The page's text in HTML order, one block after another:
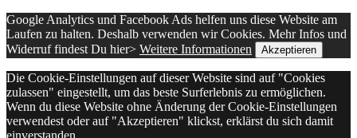
Google Analytics und Facebook Ads helfen uns diese Website am
Laufen zu halten. Deshalb verwenden wir Cookies. Mehr Infos und
Widerruf findest Du hier> Weitere Informationen Akzeptieren
Die Cookie-Einstellungen auf dieser Website sind auf "Cookies
zulassen" eingestellt, um das beste Surferlebnis zu ermöglichen.
Wenn du diese Website ohne Änderung der Cookie-Einstellungen
verwendest oder auf "Akzeptieren" klickst, erklärst du sich damit
einverstanden.